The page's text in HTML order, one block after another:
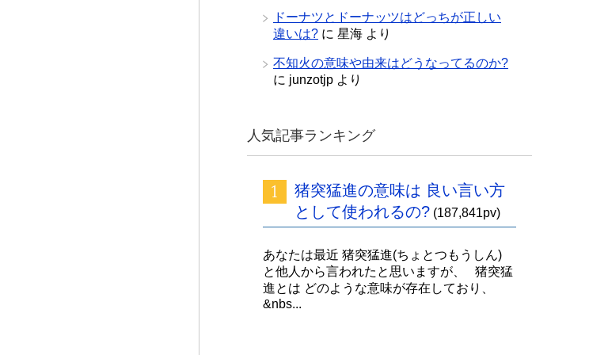
ドーナツとドーナッツはどっちが正しい
違いは? に 星海 より
不知火の意味や由来はどうなってるのか?
に junzotjp より
人気記事ランキング
猪突猛進の意味は 良い言い方
として使われるの? (187,841pv)
あなたは最近 猪突猛進(ちょとつもうしん)
と他人から言われたと思いますが、 猪突猛
進とは どのような意味が存在しており、
&nbs...